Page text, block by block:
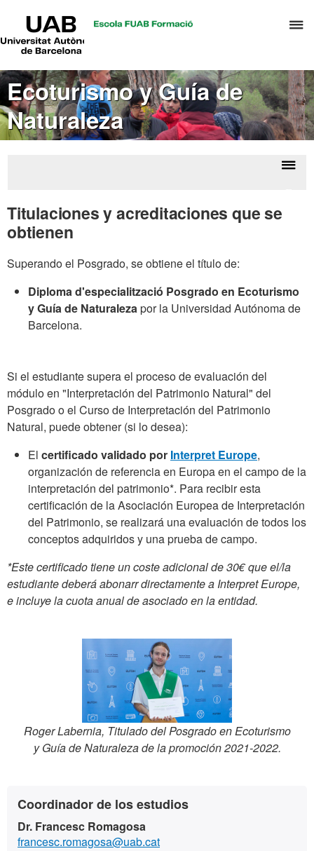
el
Universitat
Barcelona
Ecoturismo y Guía de
Naturaleza
Titulaciones y acreditaciones que se
obtienen
Superando el Posgrado, se obtiene el título de:
Diploma d'especialització Posgrado en Ecoturismo
y Guía de Naturalezapor la Universidad Autónoma de
Barcelona.
Si el estudiante supera el proceso de evaluación del
módulo en "Interpretación del Patrimonio Natural" del
Posgrado o el Curso de Interpretación del Patrimonio
Natural, puede obtener (si lo desea):
El certificado validado por Interpret Europe,
organización de referencia en Europa en el campo de la
interpretación del patrimonio*. Para recibir esta
certificación de la Asociación Europea de Interpretación
del Patrimonio, se realizará una evaluación de todos los
conceptos adquiridos y una prueba de campo.
*Este certificado tiene un coste adicional de 30€ que el/la
estudiante deberá abonarr directamente a Interpret Europe,
e incluye la cuota anual de asociado en la entidad.
Roger Labernia, Titulado del Posgrado en Ecoturismo
y Guía de Naturaleza de la promoción 2021-2022.
Información
complementaria
Contacto
Coordinador de los estudios
Dr. Francesc Romagosa
francesc.romagosa@uab.cat